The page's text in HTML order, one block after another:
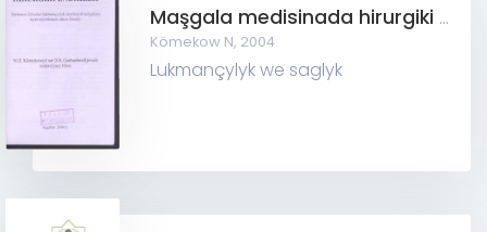
Maşgala medisinada hirurgiki endikler
Kömekow N, 2004
Lukmançylyk we saglyk